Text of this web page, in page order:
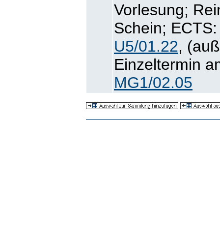
Vorlesung;
Schein;
U5/01.22,
Einzeltermin
MG1/02.05